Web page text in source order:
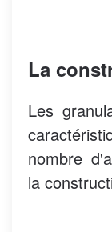
La
Les
nombre
la